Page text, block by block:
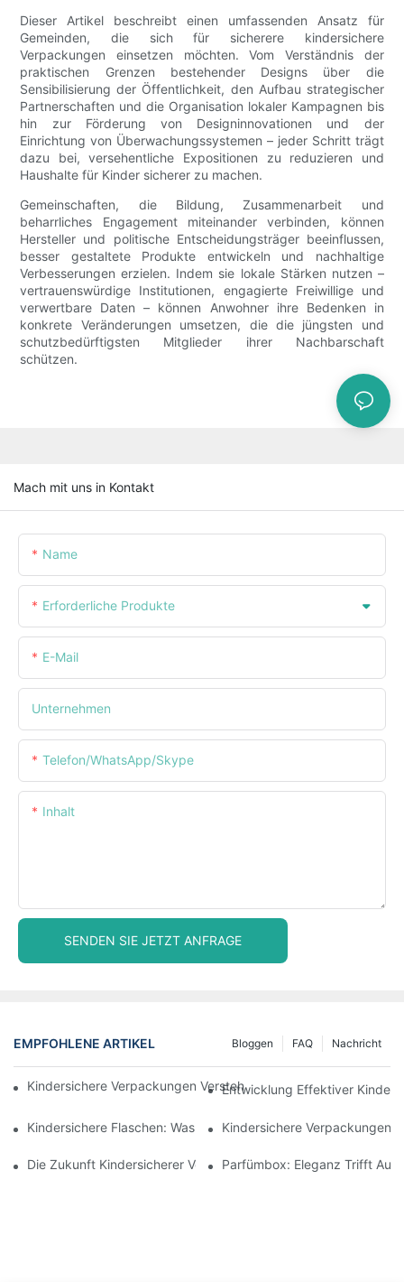
Dieser Artikel beschreibt einen umfassenden Ansatz für
Gemeinden, die sich für sicherere kindersichere
Verpackungen einsetzen möchten. Vom Verständnis der
praktischen Grenzen bestehender Designs über die
Sensibilisierung der Öffentlichkeit, den Aufbau strategischer
Partnerschaften und die Organisation lokaler Kampagnen bis
hin zur Förderung von Designinnovationen und der
Einrichtung von Überwachungssystemen – jeder Schritt trägt
dazu bei, versehentliche Expositionen zu reduzieren und
Haushalte für Kinder sicherer zu machen.
Gemeinschaften, die Bildung, Zusammenarbeit und
beharrliches Engagement miteinander verbinden, können
Hersteller und politische Entscheidungsträger beeinflussen,
besser gestaltete Produkte entwickeln und nachhaltige
Verbesserungen erzielen. Indem sie lokale Stärken nutzen –
vertrauenswürdige Institutionen, engagierte Freiwillige und
verwertbare Daten – können Anwohner ihre Bedenken in
konkrete Veränderungen umsetzen, die die jüngsten und
schutzbedürftigsten Mitglieder ihrer Nachbarschaft
schützen.
Mach mit uns in Kontakt
Name
Erforderliche Produkte
E-Mail
Unternehmen
Telefon/WhatsApp/Skype
Inhalt
SENDEN SIE JETZT ANFRAGE
EMPFOHLENE ARTIKEL Nachricht
FAQ
Bloggen
Kindersichere Verpackungen Verstehen: Sicherheit Für Kinder
Entwicklung Effektiver
Kindersichere Flaschen: Was Sie Für Die Einhaltung Der
Kindersichere Verpackungen:
Die Zukunft Kindersicherer Verpackungslösungen
Parfümbox: Eleganz Trifft Auf